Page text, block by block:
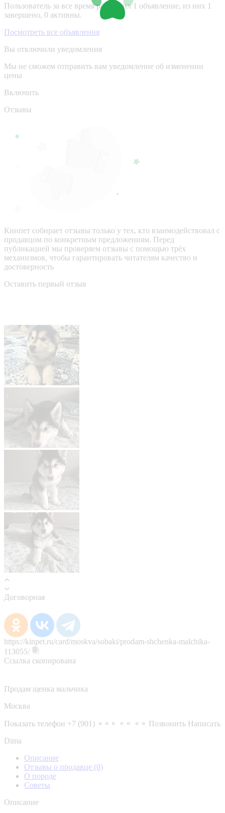
Пользователь за все время разместил 1 объявление, из них 1
завершено, 0 активны.
Посмотреть все объявления
Вы отключили уведомления
Мы не сможем отправить вам уведомление об изменении
цены
Включить
Отзывы
Кинпет собирает отзывы только у тех, кто взаимодействовал с
продавцом по конкретным предложениям. Перед
публикацией мы проверяем отзывы с помощью трёх
механизмов, чтобы гарантировать читателям качество и
достоверность
Оставить первый отзыв
Договорная
https://kinpet.ru/card/moskva/sobaki/prodam-shchenka-malchika-
113055/
Ссылка скопирована
Продам щенка мальчика
Москва
Показать телефон +7 (901) ⚬⚬⚬ ⚬⚬ ⚬⚬ Позвонить Написать
Dima
Описание
Отзывы о продавце (0)
О породе
Советы
Описание